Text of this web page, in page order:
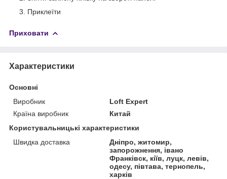
Приклеїти
Приховати
Характеристики
Основні
Виробник
Loft Expert
Країна виробник
Китай
Користувальницькі характеристики
Швидка доставка
Дніпро, житомир,
запорожнення, івано
Франківск, кіїв, луцк, левів,
одесу, півтава, тернопель,
харків